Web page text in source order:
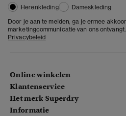
Herenkleding
Dameskleding
Door je aan te melden, ga je ermee
marketingcommunicatie van ons
Privacybeleid
Online winkelen
Klantenservice
Het merk Superdry
Informatie